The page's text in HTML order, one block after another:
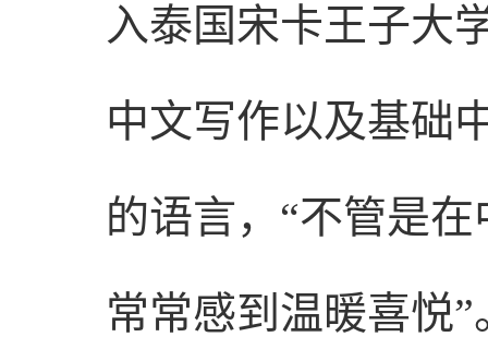
入泰国宋卡王子大
中文写作以及基础
的语言，“不管是
常常感到温暖喜悦”